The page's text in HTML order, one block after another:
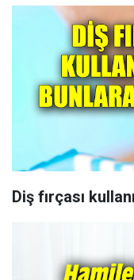
Diş fırçası